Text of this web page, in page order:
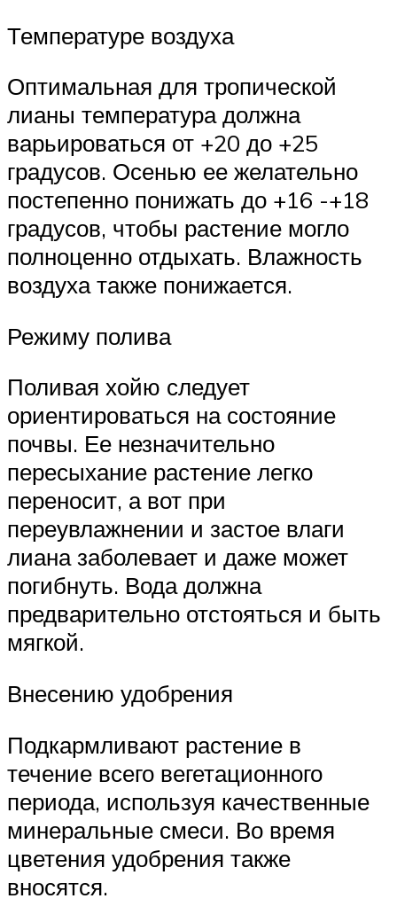
Температуре воздуха
Оптимальная для тропической
лианы температура должна
варьироваться от +20 до +25
градусов. Осенью ее желательно
постепенно понижать до +16 -+18
градусов, чтобы растение могло
полноценно отдыхать. Влажность
воздуха также понижается.
Режиму полива
Поливая хойю следует
ориентироваться на состояние
почвы. Ее незначительно
пересыхание растение легко
переносит, а вот при
переувлажнении и застое влаги
лиана заболевает и даже может
погибнуть. Вода должна
предварительно отстояться и быть
мягкой.
Внесению удобрения
Подкармливают растение в
течение всего вегетационного
периода, используя качественные
минеральные смеси. Во время
цветения удобрения также
вносятся.